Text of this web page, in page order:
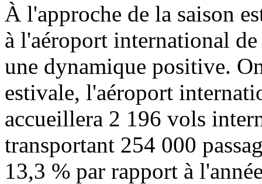
À l'approche de la saison
à l'aéroport international
une dynamique positive.
estivale, l'aéroport
accueillera 2 196 vols
transportant 254 000
13,3 % par rapport à